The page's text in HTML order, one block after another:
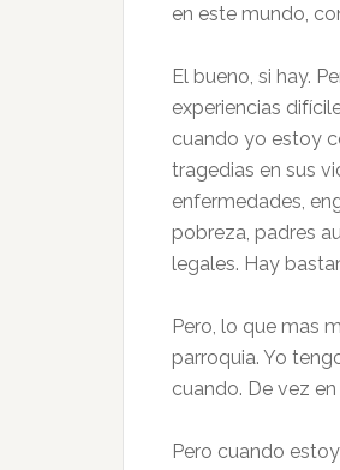
audio
en este mundo,
El bueno, si hay.
experiencias
cuando yo estoy
tragedias en sus
enfermedades,
pobreza, padres
legales. Hay
Pero, lo que mas
parroquia. Yo
cuando. De vez
Pero cuando